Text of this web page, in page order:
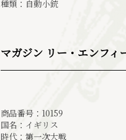
種類：自動小銃
マガジン リー・エンフ
商品番号：10159
国名：イギリス
時代：第一次大戦